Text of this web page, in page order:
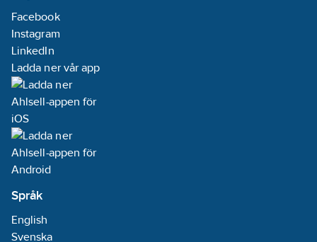
Facebook
Instagram
LinkedIn
Ladda ner vår app
Språk
English
Svenska